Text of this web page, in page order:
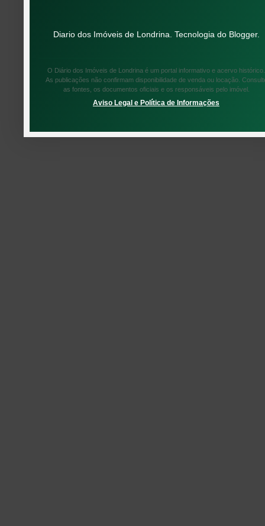
Diario dos Imóveis de Londrina. Tecnologia do Blogger.
O Diário dos Imóveis de Londrina é um portal informativo e acervo histórico.
As publicações não confirmam disponibilidade de venda ou locação.
as fontes, os documentos oficiais e os responsáveis pelo imóvel.
Aviso Legal e Política de Informações